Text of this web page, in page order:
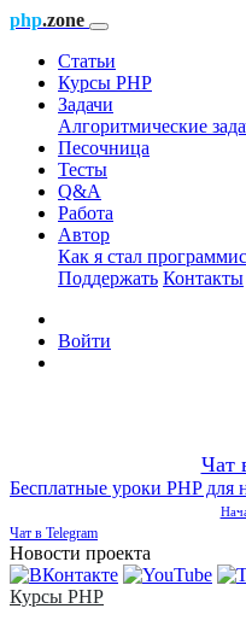
php.zone
Статьи
Курсы PHP
Задачи
Алгоритмические
Песочница
Тесты
Q&A
Работа
Автор
Как я стал
Поддержать Контакты
Войти
Чат
Бесплатные уроки PHP
Чат в Telegram
Новости проекта
Курсы PHP